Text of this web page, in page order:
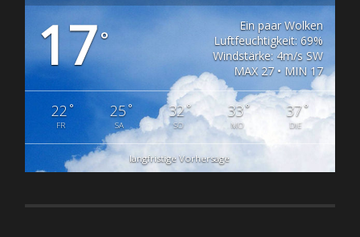
17°
Ein paar Wolken
Luftfeuchtigkeit: 69%
Windstärke: 4m/s SW
MAX 27 • MIN 17
22 °
FR
25°
SA
32°
SO
33°
MO
37°
DIE
langfristige Vorhersage